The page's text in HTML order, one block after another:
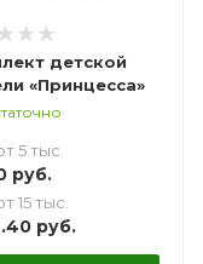
детской
«Принцесса»
5 тыс.
руб.
15 тыс.
руб.